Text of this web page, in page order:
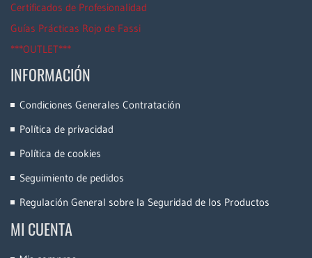
Certificados de Profesionalidad
Guías Prácticas Rojo de Fassi
***OUTLET***
INFORMACIÓN
Condiciones Generales Contratación
Política de privacidad
Política de cookies
Seguimiento de pedidos
Regulación General sobre la Seguridad de los Productos
MI CUENTA